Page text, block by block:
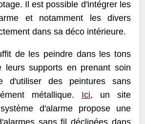
Il est possible d'intégrer les
et notamment les divers
dans sa déco intérieure.
de les peindre dans les tons
leurs supports en prenant soin
d'utiliser des peintures sans
métallique. Ici, un site
d'alarme propose une
sans fil déclinées dans